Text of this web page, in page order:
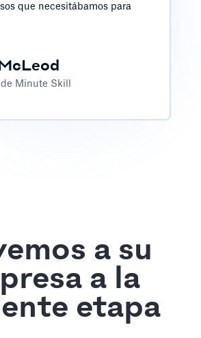
que necesitábamos para
Minute Skill
a su
a la
etapa